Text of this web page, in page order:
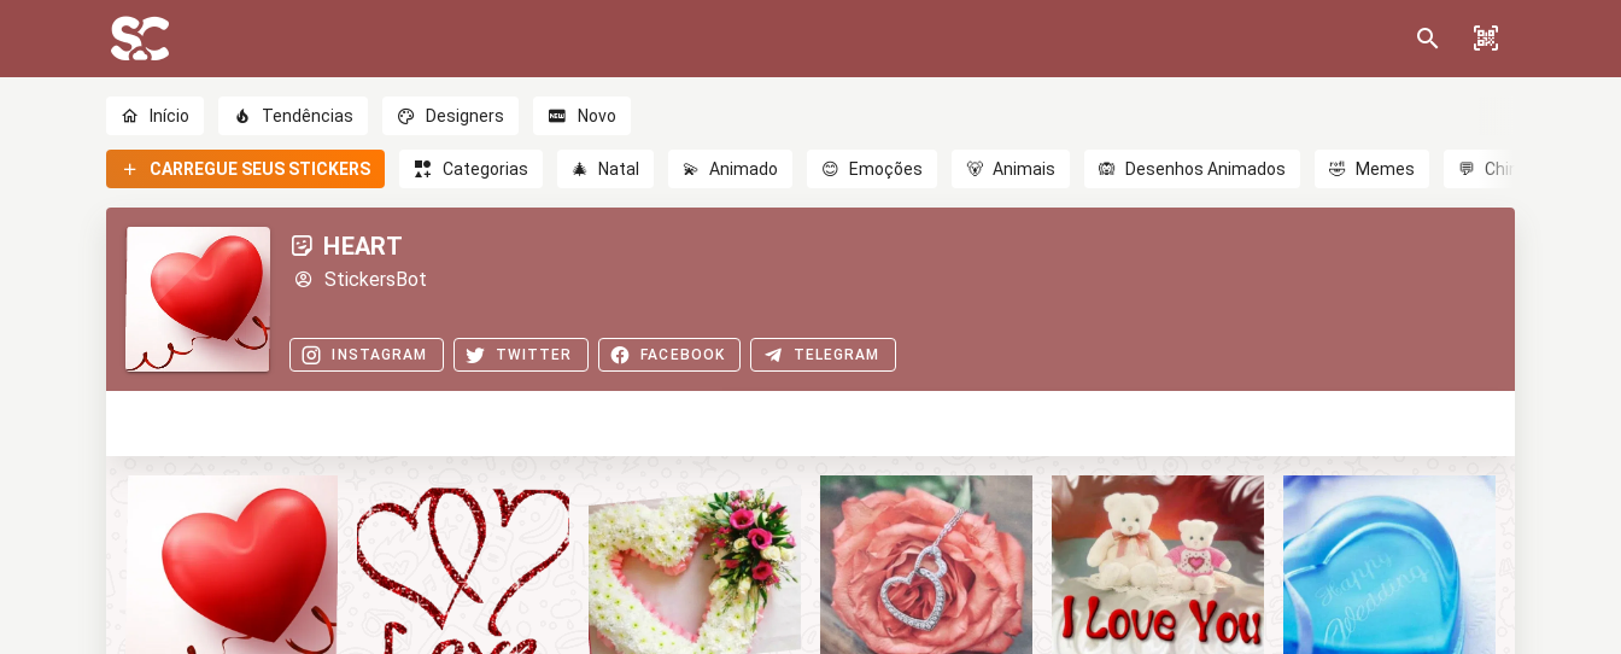
Início Tendências Designers Novo
CARREGUE SEUS STICKERS Categorias 🎄 Natal 💫 Animado 😊 Emoções 🐻 Animais 🙉 Desenhos Animados 🤣 Memes 💬 Chinês
HEART
StickersBot
INSTAGRAM TWITTER FACEBOOK TELEGRAM